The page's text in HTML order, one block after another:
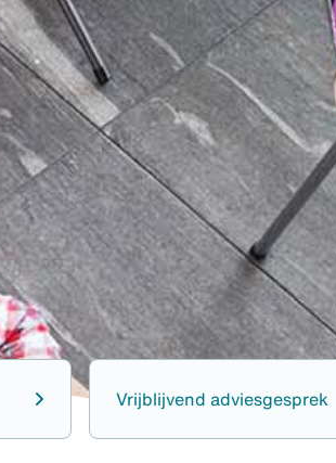
Vrijblijvend adviesgesprek